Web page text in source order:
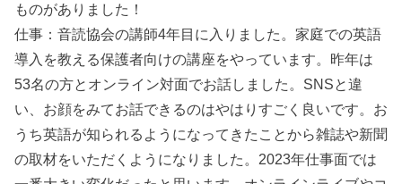
ものがありました！
仕事：音読協会の講師4年目に入りました。家庭での英語
導入を教える保護者向けの講座をやっています。昨年は
53名の方とオンライン対面でお話しました。SNSと違
い、お顔をみてお話できるのはやはりすごく良いです。お
うち英語が知られるようになってきたことから雑誌や新聞
の取材をいただくようになりました。2023年仕事面では